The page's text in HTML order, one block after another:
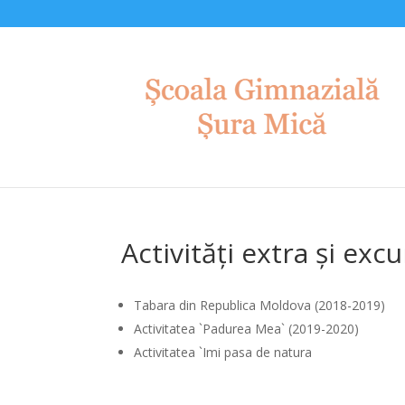
Activități extra și
Tabara din Republica Moldova (2018-2019)
Activitatea `Padurea Mea` (2019-2020)
Activitatea `Imi pasa de natura